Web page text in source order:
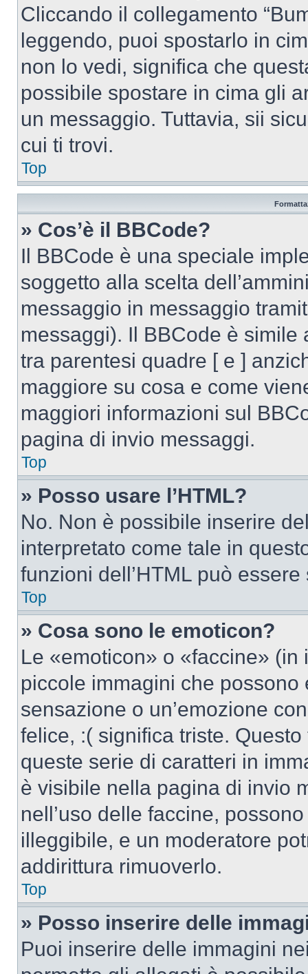
Cliccando il collegamento
leggendo, puoi spostarlo in
non lo vedi, significa che
possibile spostare in cima gli
un messaggio. Tuttavia, sii
cui ti trovi.
Top
» Cos’è il BBCode?
Il BBCode è una speciale
soggetto alla scelta
messaggio in messaggio
messaggi). Il BBCode è simile
tra parentesi quadre [ e ]
maggiore su cosa e come
maggiori informazioni sul
pagina di invio messaggi.
Top
» Posso usare l’HTML?
No. Non è possibile inserire
interpretato come tale in
funzioni dell’HTML può
Top
» Cosa sono le emoticon?
Le «emoticon» o «faccine»
piccole immagini che
sensazione o un’emozione
felice, :( significa triste.
queste serie di caratteri in
è visibile nella pagina di invio
nell’uso delle faccine,
illeggibile, e un moderatore
addirittura rimuoverlo.
Top
» Posso inserire delle
Puoi inserire delle immagini